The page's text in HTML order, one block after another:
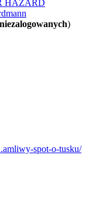
)
spot-o-tusku/